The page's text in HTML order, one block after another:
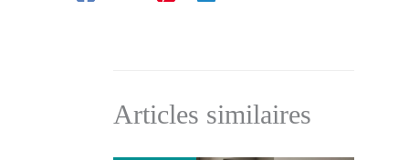
Articles similaires